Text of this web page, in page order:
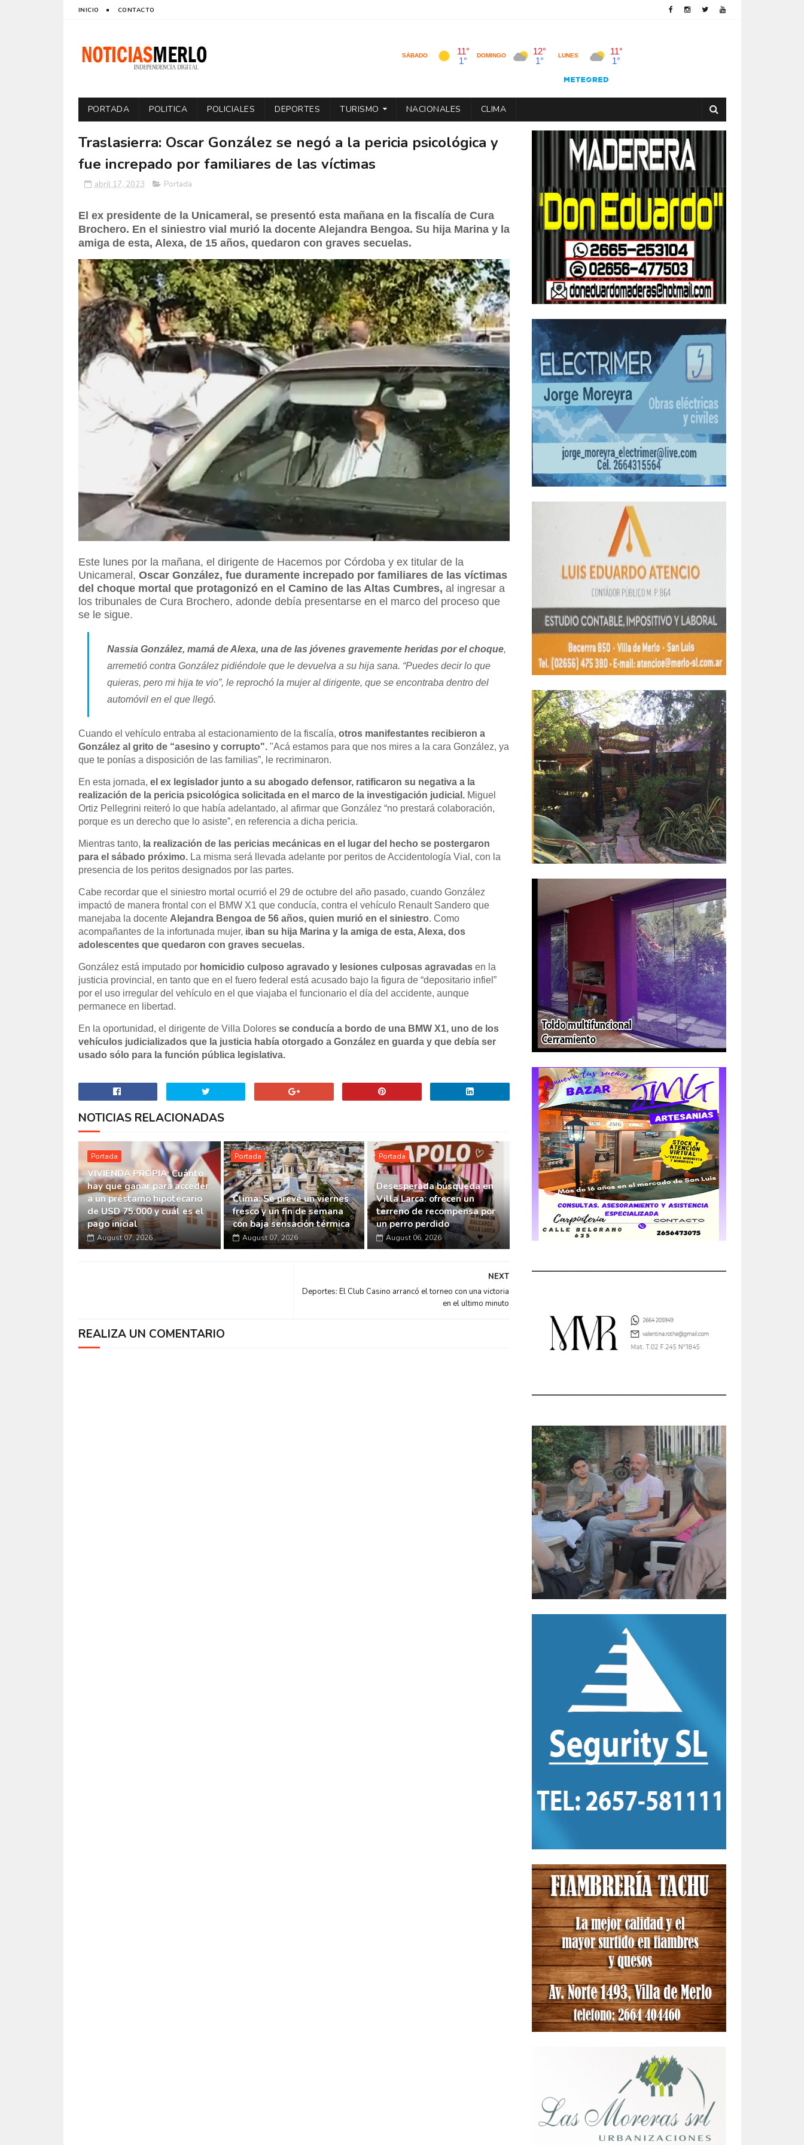
INICIO CONTACTO
PORTADA POLITICA POLICIALES DEPORTES TURISMO NACIONALES CLIMA
Traslasierra: Oscar González se negó a la pericia psicológica y
fue increpado por familiares de las víctimas
abril 17, 2023 Portada
El ex presidente de la Unicameral, se presentó esta mañana en la fiscalía de Cura
Brochero. En el siniestro vial murió la docente Alejandra Bengoa. Su hija Marina y la
amiga de esta, Alexa, de 15 años, quedaron con graves secuelas.
Este lunes por la mañana, el dirigente de Hacemos por Córdoba y ex titular de la
Unicameral, Oscar González, fue duramente increpado por familiares de las víctimas
del choque mortal que protagonizó en el Camino de las Altas Cumbres, al ingresar a
los tribunales de Cura Brochero, adonde debía presentarse en el marco del proceso que
se le sigue.
Nassia González, mamá de Alexa, una de las jóvenes gravemente heridas por el choque,
arremetió contra González pidiéndole que le devuelva a su hija sana. “Puedes decir lo que
quieras, pero mi hija te vio”, le reprochó la mujer al dirigente, que se encontraba dentro del
automóvil en el que llegó.
Cuando el vehículo entraba al estacionamiento de la fiscalía, otros manifestantes recibieron a
González al grito de “asesino y corrupto"."Acá estamos para que nos mires a la cara González, ya
que te ponías a disposición de las familias”, le recriminaron.
En esta jornada, el ex legislador junto a su abogado defensor, ratificaron su negativa a la
realización de la pericia psicológica solicitada en el marco de la investigación judicial. Miguel
Ortiz Pellegrini reiteró lo que había adelantado, al afirmar que González “no prestará colaboración,
porque es un derecho que lo asiste”, en referencia a dicha pericia.
Mientras tanto, la realización de las pericias mecánicas en el lugar del hecho se postergaron
para el sábado próximo.La misma será llevada adelante por peritos de Accidentología Vial, con la
presencia de los peritos designados por las partes.
Cabe recordar que el siniestro mortal ocurrió el 29 de octubre del año pasado, cuando González
impactó de manera frontal con el BMW X1 que conducía, contra el vehículo Renault Sandero que
manejaba la docenteAlejandra Bengoa de 56 años, quien murió en el siniestro. Como
acompañantes de la infortunada mujer, iban su hija Marina y la amiga de esta, Alexa, dos
adolescentes que quedaron con graves secuelas.
González está imputado por homicidio culposo agravado y lesiones culposas agravadas en la
justicia provincial, en tanto que en el fuero federal está acusado bajo la figura de “depositario infiel”
por el uso irregular del vehículo en el que viajaba el funcionario el día del accidente, aunque
permanece en libertad.
En la oportunidad, el dirigente de Villa Dolores se conducía a bordo de una BMW X1, uno de los
vehículos judicializados que la justicia había otorgado a González en guarda y que debía ser
usado sólo para la función pública legislativa.
NOTICIAS RELACIONADAS
Portada
VIVIENDA PROPIA: Cuánto
hay que ganar para acceder
a un préstamo hipotecario
de USD 75.000 y cuál es el
pago inicial
August 07, 2026
Portada
Clima: Se prevé un viernes
fresco y un fin de semana
con baja sensación térmica
August 07, 2026
Portada
Desesperada búsqueda en
Villa Larca: ofrecen un
terreno de recompensa por
un perro perdido
August 06, 2026
NEXT
Deportes: El Club Casino arrancó el torneo con una victoria
en el ultimo minuto
REALIZA UN COMENTARIO